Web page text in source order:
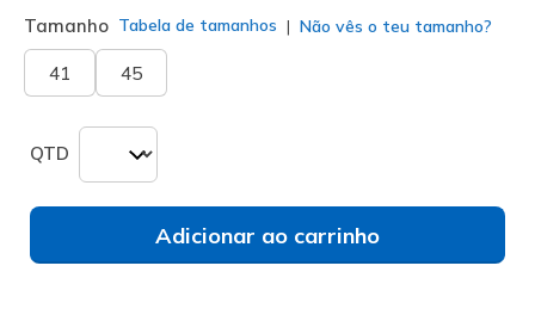
Tamanho Tabela de tamanhos Não vês o teu tamanho?
41 45
QTD
Adicionar ao carrinho